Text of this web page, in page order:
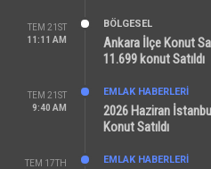
TEM 21ST
11:11 AM
BÖLGESEL
Ankara İlçe Konut
11.699 konut Satıldı
TEM 21ST
9:40 AM
EMLAK HABERLERI
2026 Haziran
Konut Satıldı
TEM 17TH
EMLAK HABERLERI